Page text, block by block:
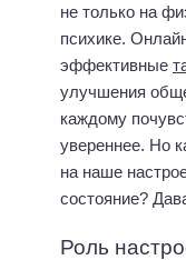
не только на
психике.
эффективные
улучшения
каждому
увереннее. Но
на наше
состояние?
Роль